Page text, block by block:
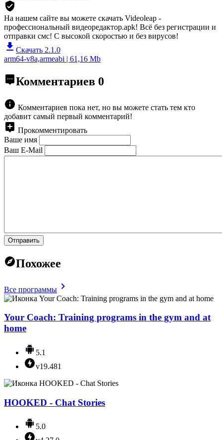
На нашем сайте вы можете скачать Videoleap -
профессиональный видеоредактор.apk! Всё без регистрации и
отправки смс! С высокой скоростью и без вирусов!
Скачать 2.1.0
arm64-v8a,armeabi | 61,16 Mb
Комментариев 0
Комментариев пока нет, но вы можете стать тем кто
добавит самый первый комментарий!
Прокомментировать
Ваше имя
Ваш E-Mail
Отправить
Похожее
Все программы
Your Coach: Training programs in the gym and at
home
5.1
v19.481
HOOKED - Chat Stories
5.0